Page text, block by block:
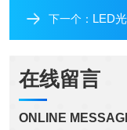
下一个： LED光
在线留言
ONLINE